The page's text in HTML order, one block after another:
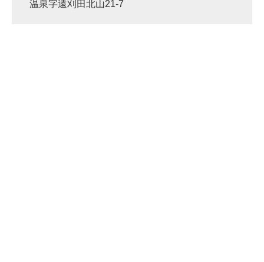
温泉字遠刈田北山21-7